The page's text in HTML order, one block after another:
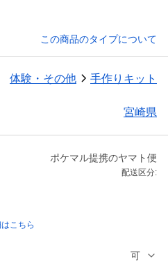
この商品のタイプについて
体験・その他 手作りキット
宮崎県
ポケマル提携のヤマト便
配送区分:
こちら
可